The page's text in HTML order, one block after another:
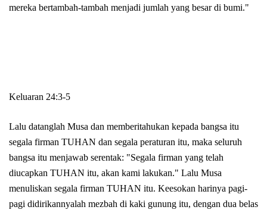
mereka bertambah-tambah menjadi jumlah yang besar di bumi."
Keluaran 24:3-5
Lalu datanglah Musa dan memberitahukan kepada bangsa itu
segala firman TUHAN dan segala peraturan itu, maka seluruh
bangsa itu menjawab serentak: "Segala firman yang telah
diucapkan TUHAN itu, akan kami lakukan." Lalu Musa
menuliskan segala firman TUHAN itu. Keesokan harinya pagi-
pagi didirikannyalah mezbah di kaki gunung itu, dengan dua belas